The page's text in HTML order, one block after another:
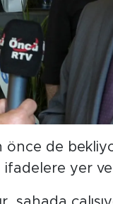
önce de
ifadelere yer